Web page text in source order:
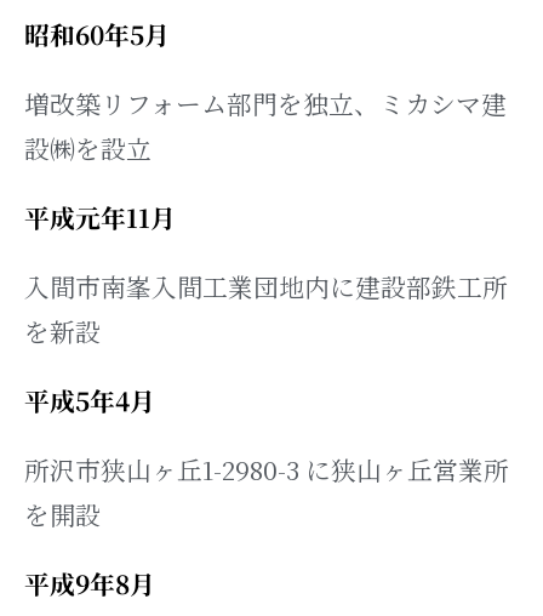
昭和60年5月
増改築リフォーム部門を独立、ミカシマ建
設㈱を設立
平成元年11月
入間市南峯入間工業団地内に建設部鉄工所
を新設
平成5年4月
所沢市狭山ヶ丘1-2980-3 に狭山ヶ丘営業所
を開設
平成9年8月